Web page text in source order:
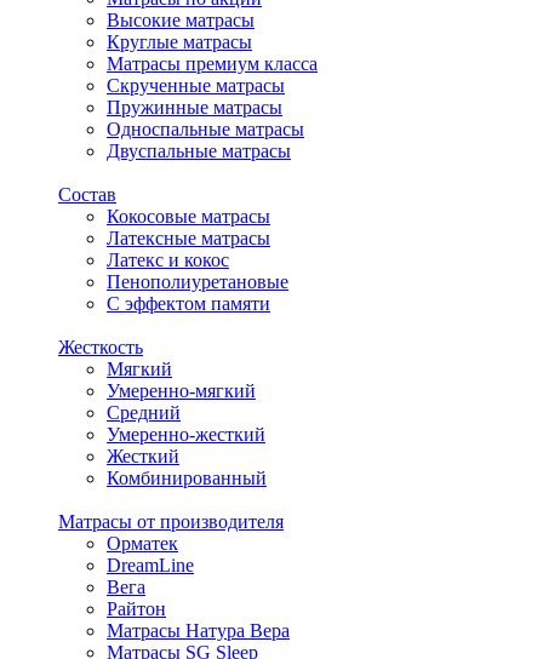
Высокие матрасы
Круглые матрасы
Матрасы премиум класса
Скрученные матрасы
Пружинные матрасы
Односпальные матрасы
Двуспальные матрасы
Состав
Кокосовые матрасы
Латексные матрасы
Латекс и кокос
Пенополиуретановые
С эффектом памяти
Жесткость
Мягкий
Умеренно-мягкий
Средний
Умеренно-жесткий
Жесткий
Комбинированный
Матрасы от производителя
Орматек
DreamLine
Вега
Райтон
Матрасы Натура Вера
Матрасы SG Sleep